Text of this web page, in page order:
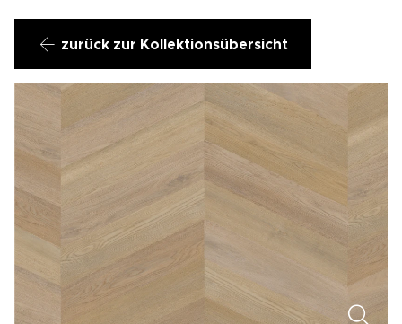
zurück zur Kollektionsübersicht